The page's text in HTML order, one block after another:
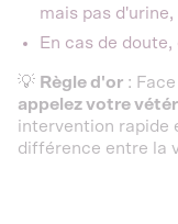
mais pas
En cas de
💡 Règle d'or :
appelez votre
intervention rapide
différence entre la